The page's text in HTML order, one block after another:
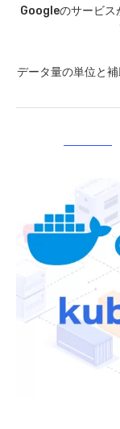
Googleのサービ
データ量の単位と